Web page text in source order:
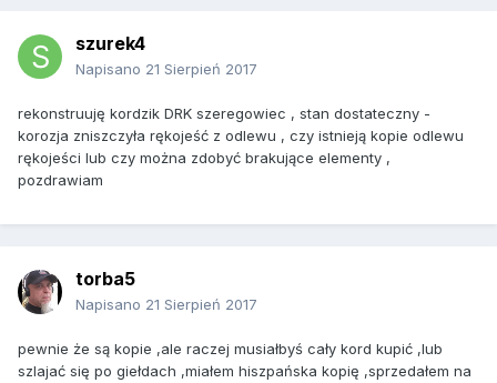
szurek4
Napisano 21 Sierpień 2017
rekonstruuję kordzik DRK szeregowiec , stan dostateczny -
korozja zniszczyła rękojeść z odlewu , czy istnieją kopie odlewu
rękojeści lub czy można zdobyć brakujące elementy ,
pozdrawiam
torba5
Napisano 21 Sierpień 2017
pewnie że są kopie ,ale raczej musiałbyś cały kord kupić ,lub
szlajać się po giełdach ,miałem hiszpańska kopię ,sprzedałem na